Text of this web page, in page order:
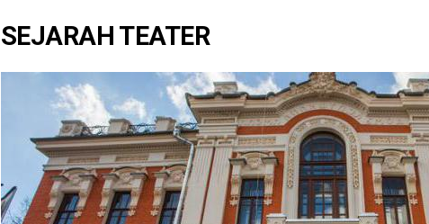
SEJARAH TEATER